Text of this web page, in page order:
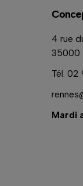
4 rue
35000
Tél. 02
Mardi